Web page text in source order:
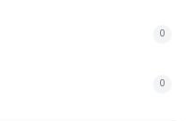
0
0